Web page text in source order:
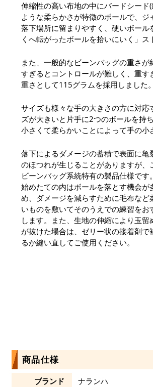
伸縮性の高い布地の中にバードシー
ような柔らかさが特徴のボールで、
落下場所に留まりやすく、硬いボー
くへ転がったボールを拾いにいく」ス
また、一般的なビーンバッグの重さ
すぎるとコントロールが難しく、重
重さとして115グラムを採用しました。
サイズも様々な手の大きさの方に対
ズが大きいと片手に2つのボールを持
小さくて柔らかいことによって手の小
落下によるダメージの蓄積で表面に亀
のほつれが生じることがありますが、
ビーンバッグ系統特有の製品仕様です
始めたての内はボールを落とす機会が
め、ダメージを減らすために毛布など
いものを敷いてそのうえでの練習をお
します。また、生地の伸縮により玉留
が抜けた場合は、ゼリー状の接着剤で
るか縫い直してご使用ください。
商品仕様
ブランド
ナランハ